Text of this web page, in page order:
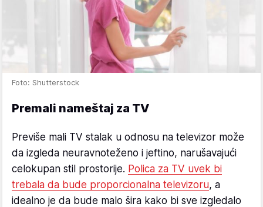
Foto: Shutterstock
Premali nameštaj za TV
Previše mali TV stalak u odnosu na televizor može
da izgleda neuravnoteženo i jeftino, narušavajući
celokupan stil prostorije. Polica za TV uvek bi
trebala da bude proporcionalna televizoru, a
idealno je da bude malo šira kako bi sve izgledalo